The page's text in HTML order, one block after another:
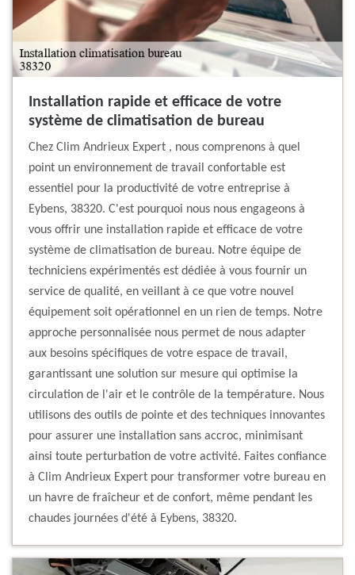
Installation rapide et efficace de votre
système de climatisation de bureau
Chez Clim Andrieux Expert , nous comprenons à quel
point un environnement de travail confortable est
essentiel pour la productivité de votre entreprise à
Eybens, 38320. C'est pourquoi nous nous engageons à
vous offrir une installation rapide et efficace de votre
système de climatisation de bureau. Notre équipe de
techniciens expérimentés est dédiée à vous fournir un
service de qualité, en veillant à ce que votre nouvel
équipement soit opérationnel en un rien de temps. Notre
approche personnalisée nous permet de nous adapter
aux besoins spécifiques de votre espace de travail,
garantissant une solution sur mesure qui optimise la
circulation de l'air et le contrôle de la température. Nous
utilisons des outils de pointe et des techniques innovantes
pour assurer une installation sans accroc, minimisant
ainsi toute perturbation de votre activité. Faites confiance
à Clim Andrieux Expert pour transformer votre bureau en
un havre de fraîcheur et de confort, même pendant les
chaudes journées d'été à Eybens, 38320.